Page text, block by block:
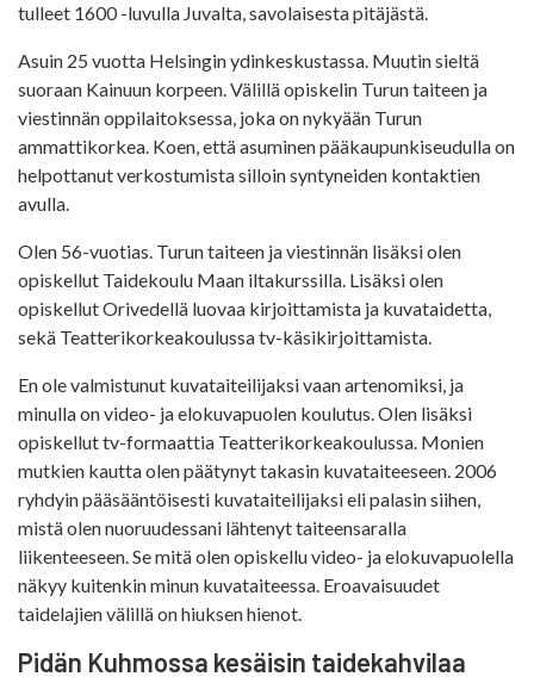
tulleet 1600 -luvulla Juvalta, savolaisesta pitäjästä.
Asuin 25 vuotta Helsingin ydinkeskustassa. Muutin sieltä
suoraan Kainuun korpeen. Välillä opiskelin Turun taiteen ja
viestinnän oppilaitoksessa, joka on nykyään Turun
ammattikorkea. Koen, että asuminen pääkaupunkiseudulla on
helpottanut verkostumista silloin syntyneiden kontaktien
avulla.
Olen 56-vuotias. Turun taiteen ja viestinnän lisäksi olen
opiskellut Taidekoulu Maan iltakurssilla. Lisäksi olen
opiskellut Orivedellä luovaa kirjoittamista ja kuvataidetta,
sekä Teatterikorkeakoulussa tv-käsikirjoittamista.
En ole valmistunut kuvataiteilijaksi vaan artenomiksi, ja
minulla on video- ja elokuvapuolen koulutus. Olen lisäksi
opiskellut tv-formaattia Teatterikorkeakoulussa. Monien
mutkien kautta olen päätynyt takasin kuvataiteeseen. 2006
ryhdyin pääsääntöisesti kuvataiteilijaksi eli palasin siihen,
mistä olen nuoruudessani lähtenyt taiteensaralla
liikenteeseen. Se mitä olen opiskellu video- ja elokuvapuolella
näkyy kuitenkin minun kuvataiteessa. Eroavaisuudet
taidelajien välillä on hiuksen hienot.
Pidän Kuhmossa kesäisin taidekahvilaa